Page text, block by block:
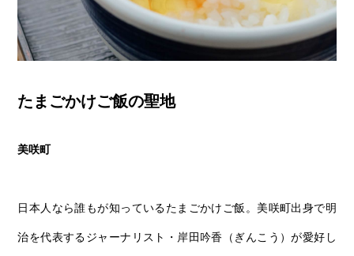
たまごかけご飯の聖地
美咲町
日本人なら誰もが知っているたまごかけご飯。美咲町出身で明
治を代表するジャーナリスト・岸田吟香（ぎんこう）が愛好し